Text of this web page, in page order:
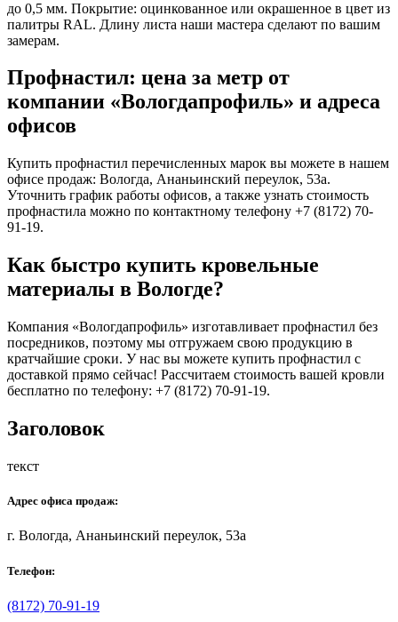
до 0,5 мм. Покрытие: оцинкованное или окрашенное в цвет из
палитры RAL. Длину листа наши мастера сделают по вашим
замерам.
Профнастил: цена за метр от
компании «Вологдапрофиль» и адреса
офисов
Купить профнастил перечисленных марок вы можете в нашем
офисе продаж: Вологда, Ананьинский переулок, 53a.
Уточнить график работы офисов, а также узнать стоимость
профнастила можно по контактному телефону +7 (8172) 70-
91-19.
Как быстро купить кровельные
материалы в Вологде?
Компания «Вологдапрофиль» изготавливает профнастил без
посредников, поэтому мы отгружаем свою продукцию в
кратчайшие сроки. У нас вы можете купить профнастил с
доставкой прямо сейчас! Рассчитаем стоимость вашей кровли
бесплатно по телефону: +7 (8172) 70-91-19.
Заголовок
текст
Адрес офиса продаж:
г. Вологда, Ананьинский переулок, 53a
Телефон:
(8172) 70-91-19